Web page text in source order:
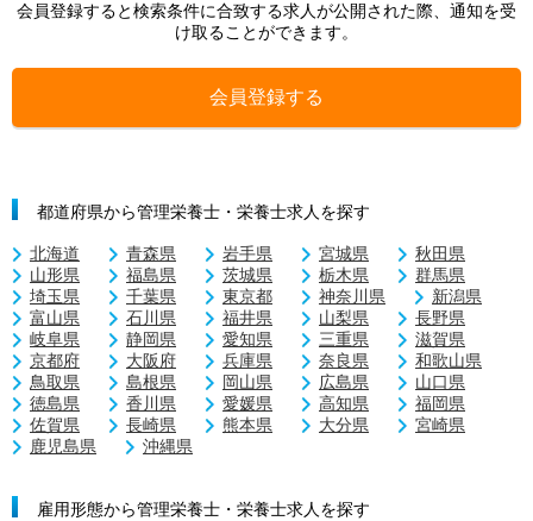
会員登録すると検索条件に合致する求人が公開された際、通知を受
け取ることができます。
会員登録する
都道府県から管理栄養士・栄養士求人を探す
北海道 青森県 岩手県 宮城県
秋田県
山形県
福島県 茨城県 栃木県
群馬県
埼玉県
千葉県 東京都 神奈川県
新潟県
富山県
石川県 福井県 山梨県
長野県
岐阜県
静岡県 愛知県 三重県
滋賀県
京都府
大阪府 兵庫県 奈良県
和歌山県
鳥取県
島根県 岡山県 広島県
山口県
徳島県
香川県 愛媛県 高知県
福岡県
佐賀県
長崎県 熊本県 大分県
宮崎県
鹿児島県
沖縄県
雇用形態から管理栄養士・栄養士求人を探す